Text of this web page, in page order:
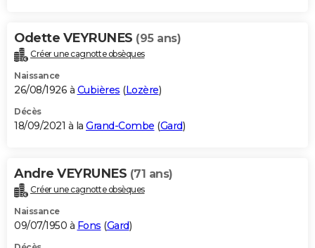
Odette VEYRUNES (95 ans)
Créer une cagnotte obsèques
Naissance
26/08/1926 à Cubières (Lozère)
Décès
18/09/2021 à la Grand-Combe (Gard)
Andre VEYRUNES (71 ans)
Créer une cagnotte obsèques
Naissance
09/07/1950 à Fons (Gard)